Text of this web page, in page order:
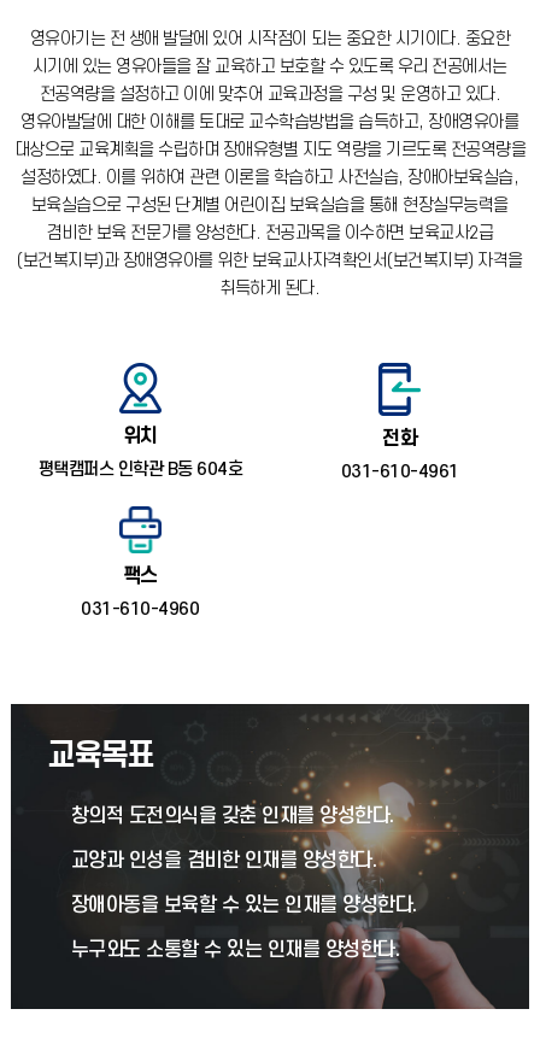
영유아기는 전 생애 발달에 있어 시작점이 되는 중요한 시기이다. 중요한
시기에 있는 영유아들을 잘 교육하고 보호할 수 있도록 우리 전공에서는
전공역량을 설정하고 이에 맞추어 교육과정을 구성 및 운영하고 있다.
영유아발달에 대한 이해를 토대로 교수학습방법을 습득하고, 장애영유아를
대상으로 교육계획을 수립하며 장애유형별 지도 역량을 기르도록 전공역량을
설정하였다. 이를 위하여 관련 이론을 학습하고 사전실습, 장애아보육실습,
보육실습으로 구성된 단계별 어린이집 보육실습을 통해 현장실무능력을
겸비한 보육 전문가를 양성한다. 전공과목을 이수하면 보육교사2급
(보건복지부)과 장애영유아를 위한 보육교사자격확인서(보건복지부) 자격을
취득하게 된다.
위치
평택캠퍼스 인학관 B동 604호
전화
031-610-4961
팩스
031-610-4960
교육목표
창의적 도전의식을 갖춘 인재를 양성한다.
교양과 인성을 겸비한 인재를 양성한다.
장애아동을 보육할 수 있는 인재를 양성한다.
누구와도 소통할 수 있는 인재를 양성한다.